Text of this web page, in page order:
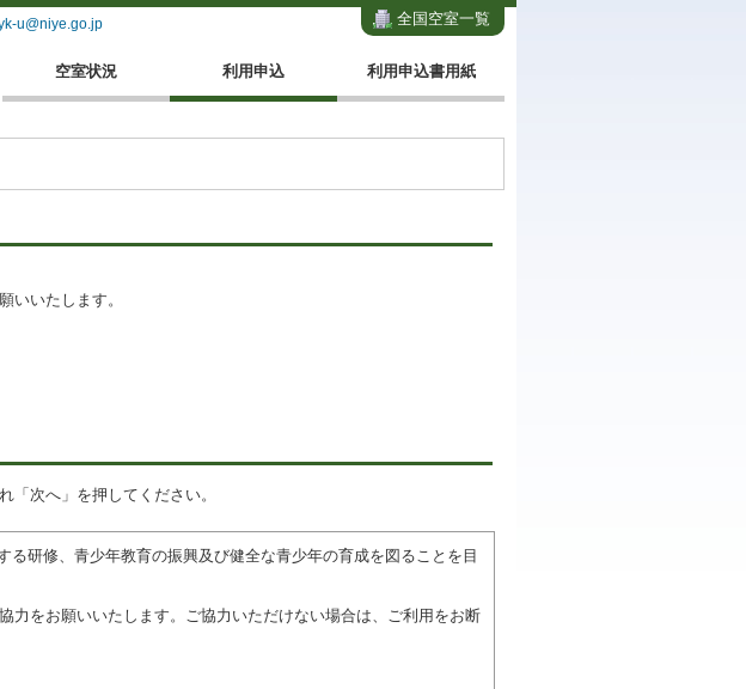
全国空室一覧
u@niye.go.jp
空室状況 利用申込 利用申込書用紙
いいたします。
「次へ」を押してください。
研修、青少年教育の振興及び健全な青少年の育成を図ることを目
力をお願いいたします。ご協力いただけない場合は、ご利用をお断